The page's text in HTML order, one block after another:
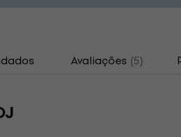
Avaliações (5)